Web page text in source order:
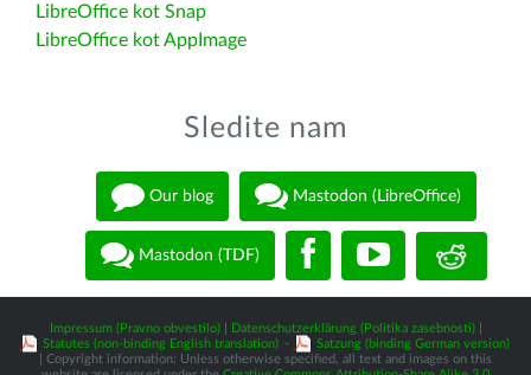
LibreOffice kot Snap
LibreOffice kot AppImage
Sledite nam
Our blog Mastodon (LibreOffice)
Mastodon (TDF)
Impressum (Pravno obvestilo)| Datenschutzerklärung (Politika zasebnosti)|
Statutes (non-binding English translation) -
Satzung (binding German version)
| Copyright information: Unless otherwise specified, all text and images on this